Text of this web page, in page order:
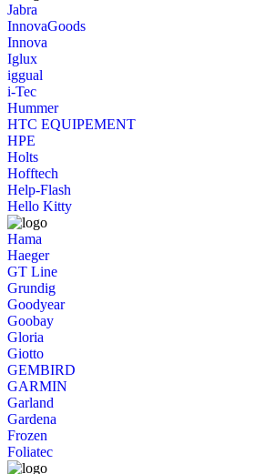
Jabra
InnovaGoods
Innova
Iglux
iggual
i-Tec
Hummer
HTC EQUIPEMENT
HPE
Holts
Hofftech
Help-Flash
Hello Kitty
Hama
Haeger
GT Line
Grundig
Goodyear
Goobay
Gloria
Giotto
GEMBIRD
GARMIN
Garland
Gardena
Frozen
Foliatec